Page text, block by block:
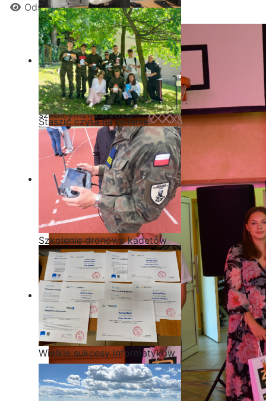
Ostatnia garść certyfikatów
Akademii CISCO w roku
szkolnym2025/2026
Staszic czyta na polanie
Szkolenie dronowe kadetów
OPW w Staszicu
Wielkie sukcesy informatyków
ze Staszica w Akademii
CISCO!
Odsłon: 2273